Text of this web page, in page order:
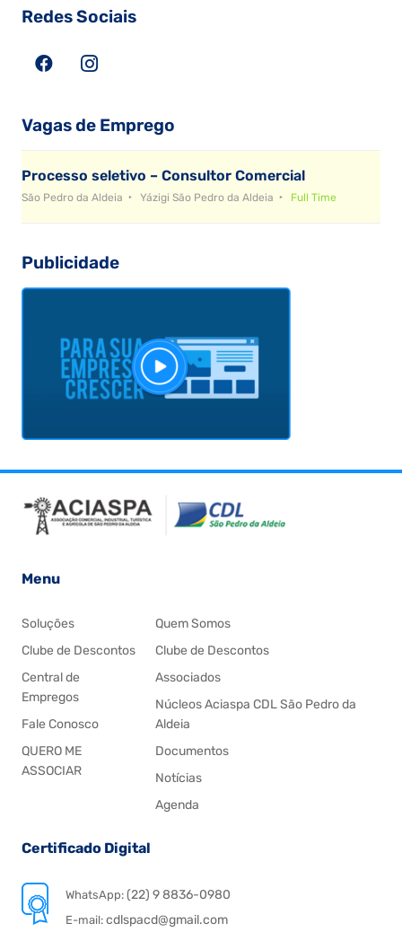
Redes Sociais
Vagas de Emprego
Processo seletivo – Consultor Comercial
São Pedro da Aldeia Yázigi São Pedro da Aldeia Full Time
Publicidade
Menu
Soluções
Clube de Descontos
Central de
Empregos
Fale Conosco
QUERO ME
ASSOCIAR
Quem Somos
Clube de Descontos
Associados
Núcleos Aciaspa CDL São Pedro da
Aldeia
Documentos
Notícias
Agenda
Certificado Digital
WhatsApp:(22) 9 8836-0980
E-mail: cdlspacd@gmail.com